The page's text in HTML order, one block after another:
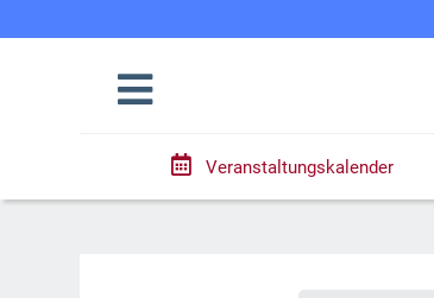
Veranstaltungskalender